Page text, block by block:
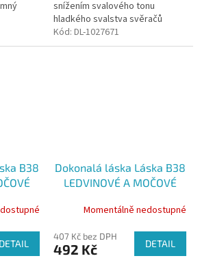
snížením svalového tonu
hladkého svalstva svěračů
dolních cest močových.
Napomáhá zlepšení při
Kód: DL-1027671
B38
DETAIL
Dokonalá láska Láska B38
LEDVINOVÉ A MOČOVÉ
Momentálně nedostupné
407 Kč bez DPH
492 Kč DETAIL